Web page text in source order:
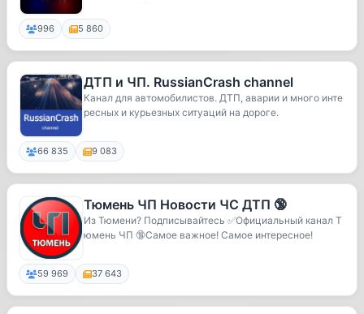
996 5 860
ДТП и ЧП. RussianCrash channel
Канал для автомобилистов. ДТП, аварии и много инте
ресных и курьезных ситуаций на дороге.
66 835 9 083
Тюмень ЧП Новости ЧС ДТП 🔞
Из Тюмени? Подписывайтесь ✅Официальный канал Т
юмень ЧП 🔞Самое важное! Самое интересное!
59 969 37 643